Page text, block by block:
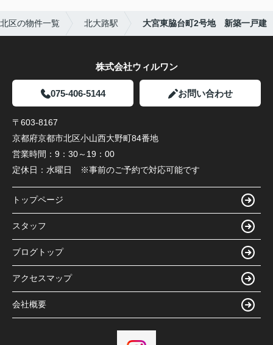
区の物件一覧 北大路駅 大宮東脇台町2号地 新築一戸建
株式会社ウィルワン
075-406-5144 お問い合わせ
〒603-8167
京都府京都市北区小山西大野町84番地
営業時間： 9：30～19：00
定休日： 水曜日 ※事前のご予約で対応可能です
トップページ
スタッフ
ブログトップ
アクセスマップ
会社概要